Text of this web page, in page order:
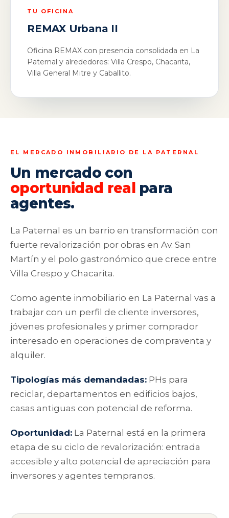
TU OFICINA
REMAX Urbana II
Oficina REMAX con presencia consolidada en La
Paternal y alrededores: Villa Crespo, Chacarita,
Villa General Mitre y Caballito.
EL MERCADO INMOBILIARIO DE LA PATERNAL
Un mercado con
oportunidad real para
agentes.
La Paternal es un barrio en transformación con
fuerte revalorización por obras en Av. San
Martín y el polo gastronómico que crece entre
Villa Crespo y Chacarita.
Como agente inmobiliario en La Paternal vas a
trabajar con un perfil de cliente inversores,
jóvenes profesionales y primer comprador
interesado en operaciones de compraventa y
alquiler.
Tipologías más demandadas: PHs para
reciclar, departamentos en edificios bajos,
casas antiguas con potencial de reforma.
Oportunidad: La Paternal está en la primera
etapa de su ciclo de revalorización: entrada
accesible y alto potencial de apreciación para
inversores y agentes tempranos.